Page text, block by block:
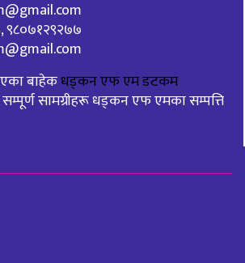
९८०७१२९२७७
बाहेकधड्कन एफ एम डटकम
सम्पूर्ण सामग्रीहरू धड्कन एफ एमका सम्पत्ति